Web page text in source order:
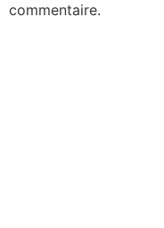
commentaire.